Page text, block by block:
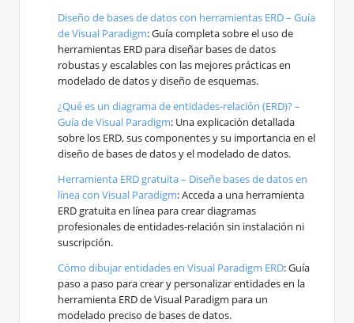
Diseño de bases de datos con herramientas ERD – Guía
de Visual Paradigm: Guía completa sobre el uso de
herramientas ERD para diseñar bases de datos
robustas y escalables con las mejores prácticas en
modelado de datos y diseño de esquemas.
¿Qué es un diagrama de entidades-relación (ERD)? –
Guía de Visual Paradigm: Una explicación detallada
sobre los ERD, sus componentes y su importancia en el
diseño de bases de datos y el modelado de datos.
Herramienta ERD gratuita – Diseñe bases de datos en
línea con Visual Paradigm: Acceda a una herramienta
ERD gratuita en línea para crear diagramas
profesionales de entidades-relación sin instalación ni
suscripción.
Cómo dibujar entidades en Visual Paradigm ERD: Guía
paso a paso para crear y personalizar entidades en la
herramienta ERD de Visual Paradigm para un
modelado preciso de bases de datos.